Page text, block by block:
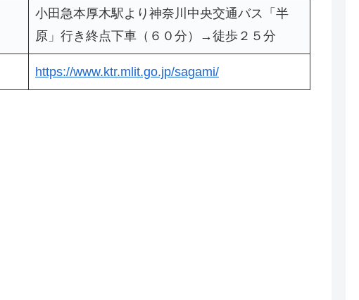
小田急本厚木駅より神奈川中央交通バス「半
原」行き終点下車（６０分）→徒歩２５分
https://www.ktr.mlit.go.jp/sagami/